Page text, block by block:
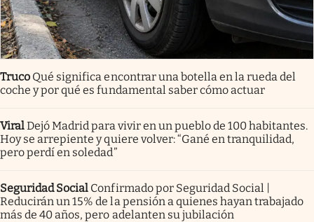
Truco Qué significa encontrar una botella en la rueda del
coche y por qué es fundamental saber cómo actuar
ViralDejó Madrid para vivir en un pueblo de 100 habitantes.
Hoy se arrepiente y quiere volver: “Gané en tranquilidad,
pero perdí en soledad”
Seguridad Social Confirmado por Seguridad Social |
Reducirán un 15% de la pensión a quienes hayan trabajado
más de 40 años, pero adelanten su jubilación